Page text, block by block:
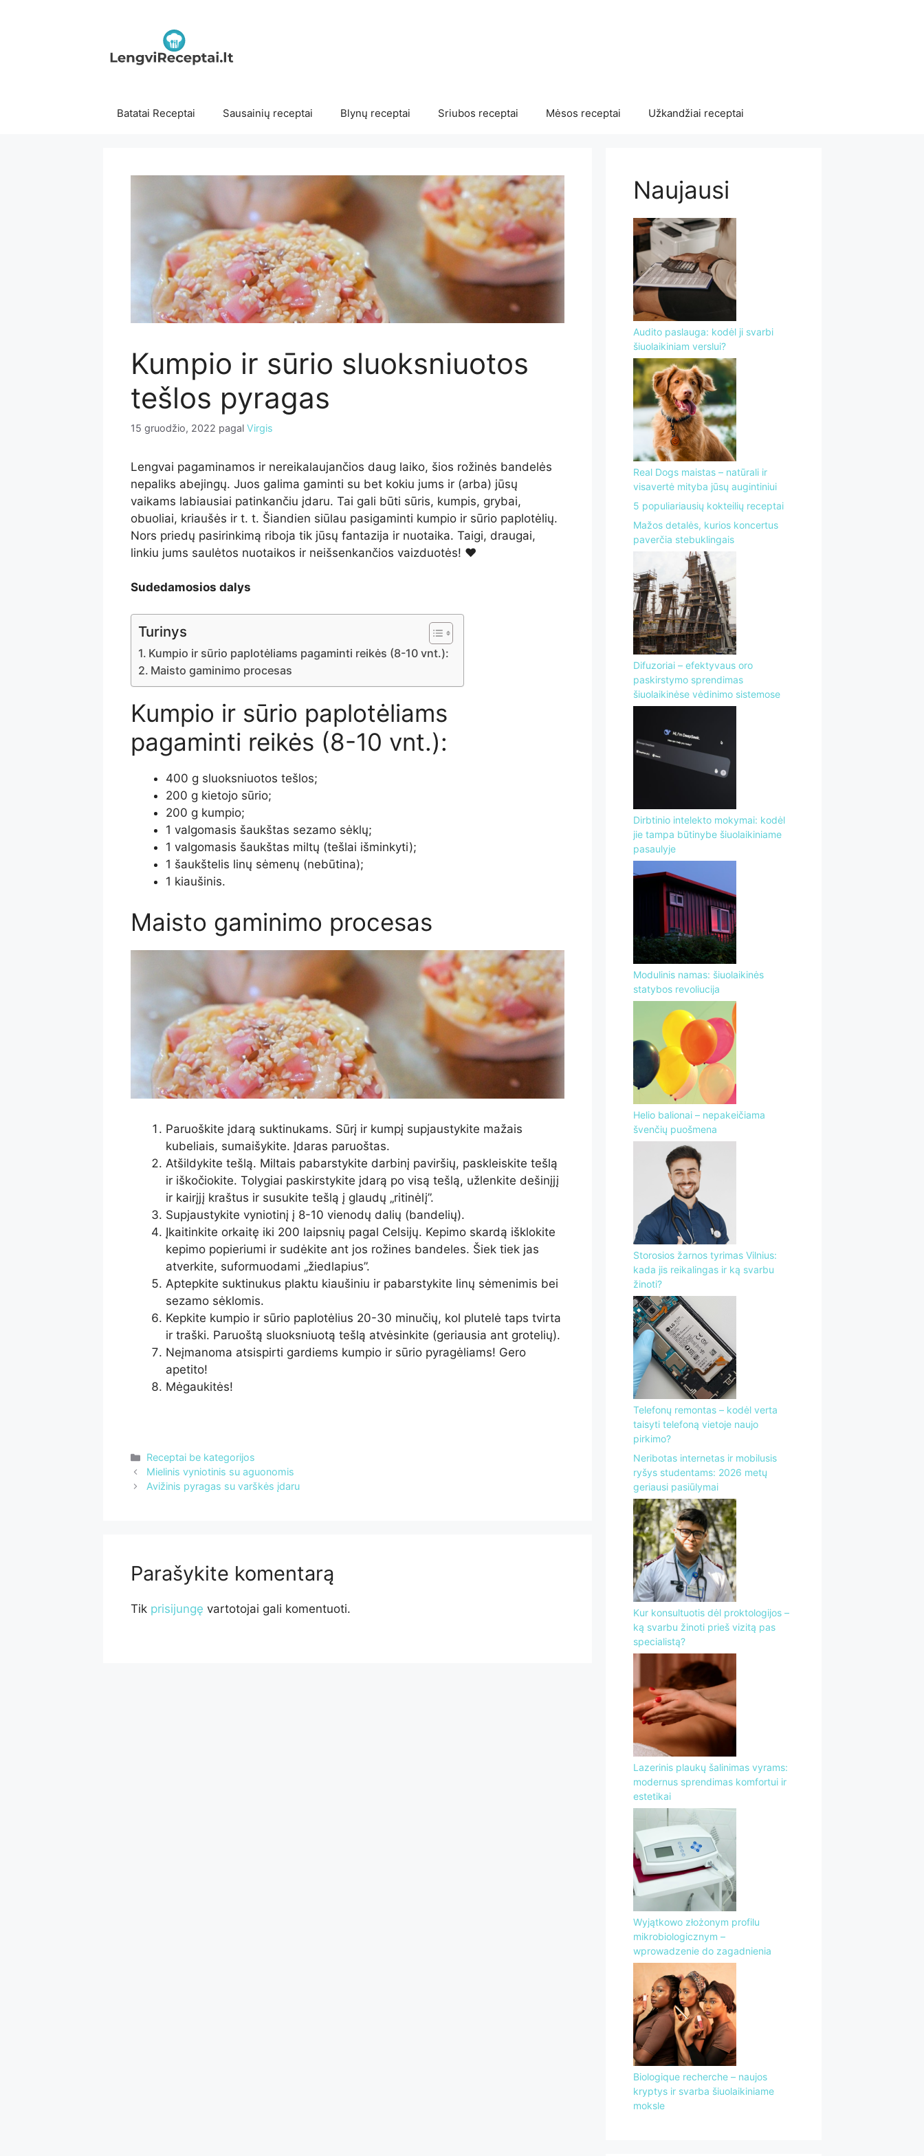
Batatai Receptai Sausainių receptai Blynų receptai Sriubos receptai Mėsos receptai Užkandžiai receptai
Kumpio ir sūrio sluoksniuotos
tešlos pyragas
15 gruodžio, 2022 pagal Virgis
Lengvai pagaminamos ir nereikalaujančios daug laiko, šios rožinės bandelės
nepaliks abejingų. Juos galima gaminti su bet kokiu jums ir (arba) jūsų
vaikams labiausiai patinkančiu įdaru. Tai gali būti sūris, kumpis, grybai,
obuoliai, kriaušės ir t. t. Šiandien siūlau pasigaminti kumpio ir sūrio paplotėlių.
Nors priedų pasirinkimą riboja tik jūsų fantazija ir nuotaika. Taigi, draugai,
linkiu jums saulėtos nuotaikos ir neišsenkančios vaizduotės! ♥
Sudedamosios dalys
Turinys
Kumpio ir sūrio paplotėliams pagaminti reikės (8-10 vnt.):
Maisto gaminimo procesas
Kumpio ir sūrio paplotėliams
pagaminti reikės (8-10 vnt.):
400 g sluoksniuotos tešlos;
200 g kietojo sūrio;
200 g kumpio;
1 valgomasis šaukštas sezamo sėklų;
1 valgomasis šaukštas miltų (tešlai išminkyti);
1 šaukštelis linų sėmenų (nebūtina);
1 kiaušinis.
Maisto gaminimo procesas
Paruoškite įdarą suktinukams. Sūrį ir kumpį supjaustykite mažais
kubeliais, sumaišykite. Įdaras paruoštas.
Atšildykite tešlą. Miltais pabarstykite darbinį paviršių, paskleiskite tešlą
ir iškočiokite. Tolygiai paskirstykite įdarą po visą tešlą, užlenkite dešinįjį
ir kairįjį kraštus ir susukite tešlą į glaudų „ritinėlį”.
Supjaustykite vyniotinį į 8-10 vienodų dalių (bandelių).
Įkaitinkite orkaitę iki 200 laipsnių pagal Celsijų. Kepimo skardą išklokite
kepimo popieriumi ir sudėkite ant jos rožines bandeles. Šiek tiek jas
atverkite, suformuodami „žiedlapius”.
Aptepkite suktinukus plaktu kiaušiniu ir pabarstykite linų sėmenimis bei
sezamo sėklomis.
Kepkite kumpio ir sūrio paplotėlius 20-30 minučių, kol plutelė taps tvirta
ir traški. Paruoštą sluoksniuotą tešlą atvėsinkite (geriausia ant grotelių).
Neįmanoma atsispirti gardiems kumpio ir sūrio pyragėliams! Gero
apetito!
Mėgaukitės!
Kategorijos
Receptai be kategorijos
Mielinis vyniotinis su aguonomis
Avižinis pyragas su varškės įdaru
Parašykite komentarą
Tik prisijungę vartotojai gali komentuoti.
Naujausi
Audito paslauga: kodėl ji svarbi
šiuolaikiniam verslui?
Real Dogs maistas – natūrali ir
visavertė mityba jūsų augintiniui
5 populiariausių kokteilių receptai
Mažos detalės, kurios koncertus
paverčia stebuklingais
Difuzoriai – efektyvaus oro
paskirstymo sprendimas
šiuolaikinėse vėdinimo sistemose
Dirbtinio intelekto mokymai: kodėl
jie tampa būtinybe šiuolaikiniame
pasaulyje
Modulinis namas: šiuolaikinės
statybos revoliucija
Helio balionai – nepakeičiama
švenčių puošmena
Storosios žarnos tyrimas Vilnius:
kada jis reikalingas ir ką svarbu
žinoti?
Telefonų remontas – kodėl verta
taisyti telefoną vietoje naujo
pirkimo?
Neribotas internetas ir mobilusis
ryšys studentams: 2026 metų
geriausi pasiūlymai
Kur konsultuotis dėl proktologijos –
ką svarbu žinoti prieš vizitą pas
specialistą?
Lazerinis plaukų šalinimas vyrams:
modernus sprendimas komfortui ir
estetikai
Wyjątkowo złożonym profilu
mikrobiologicznym –
wprowadzenie do zagadnienia
Biologique recherche – naujos
kryptys ir svarba šiuolaikiniame
moksle